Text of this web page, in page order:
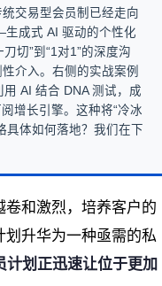
交易型会员制已经走向
成式 AI 驱动的个性化
切”到“1对1”的深度沟
介入。右侧的实战案例
AI 结合 DNA 测试，成
增长引擎。这种将“冷冰
具体如何落地？我们在下
和激烈，培养客户的
升华为一种亟需的私
计划正迅速让位于更加